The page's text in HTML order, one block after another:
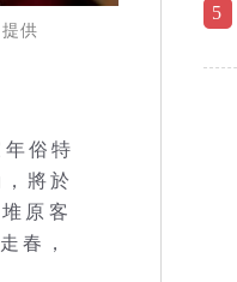
供
俗特
將於
原客
春，
5